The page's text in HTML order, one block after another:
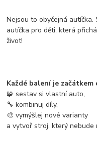
Nejsou to obyčejná autíčka.
autíčka pro děti, která
život!
Každé balení je
🧩 sestav si vlastní auto,
🔧 kombinuj díly,
🎨 vymýšlej nové varianty
a vytvoř stroj, který nebude